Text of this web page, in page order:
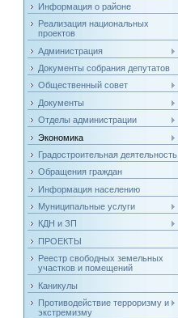
Информация о районе
Реализация национальных
проектов
Администрация
Документы собрания депутатов
Общественный совет
Документы
Отделы администрации
Экономика
Градостроительная деятельность
Обращения граждан
Информация населению
Муниципальные услуги
КДН и ЗП
ПРОЕКТЫ
Реестр свободных земельных
участков и помещений
Каникулы
Противодействие терроризму и
экстремизму